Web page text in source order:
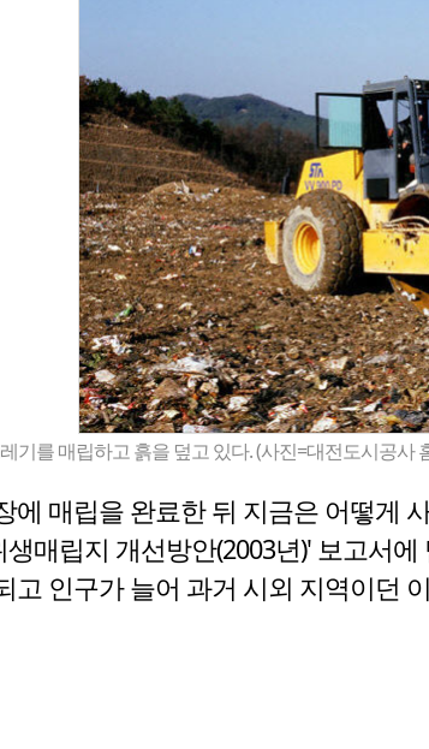
기를 매립하고 흙을 덮고 있다. (사진=대전도시공사
에 매립을 완료한 뒤 지금은 어떻게
매립지 개선방안(2003년)' 보고서
고 인구가 늘어 과거 시외 지역이던